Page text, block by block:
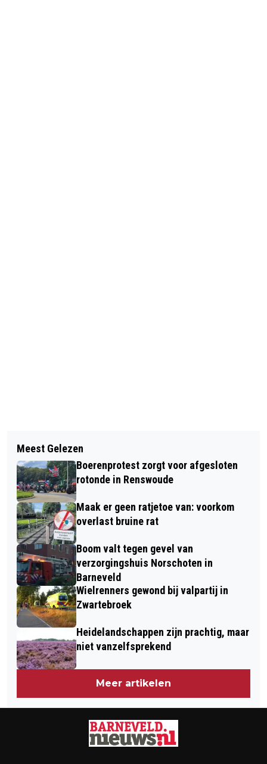
SUBSIDIE VOOR VERDUURZAMEN
AGRARISCHE BEDRIJVEN
ORANJERIE DE SCHAFFELAAR
HEROPENT ALS HIGH TEA LOCATIE
Meest Gelezen
Boerenprotest zorgt voor afgesloten
rotonde in Renswoude
Maak er geen ratjetoe van: voorkom
overlast bruine rat
Boom valt tegen gevel van
verzorgingshuis Norschoten in
Barneveld
Wielrenners gewond bij valpartij in
Zwartebroek
Heidelandschappen zijn prachtig, maar
niet vanzelfsprekend
Meer artikelen